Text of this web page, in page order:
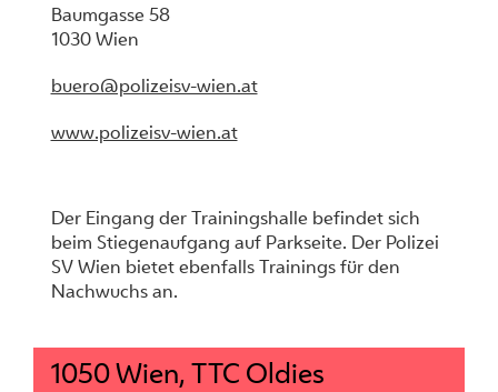
Baumgasse 58
1030 Wien
buero@polizeisv-wien.at
www.polizeisv-wien.at
Der Eingang der Trainingshalle befindet sich
beim Stiegenaufgang auf Parkseite. Der Polizei
SV Wien bietet ebenfalls Trainings für den
Nachwuchs an.
1050 Wien, TTC Oldies